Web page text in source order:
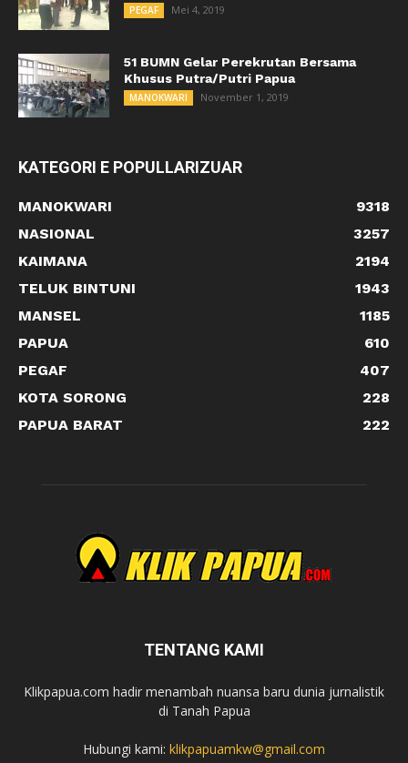
PEGAF Mei 4, 2019
51 BUMN Gelar Perekrutan Bersama
Khusus Putra/Putri Papua
MANOKWARI November 1, 2019
KATEGORI E POPULLARIZUAR
MANOKWARI
9318
NASIONAL
3257
KAIMANA
2194
TELUK BINTUNI
1943
MANSEL
1185
PAPUA
610
PEGAF
407
KOTA SORONG
228
PAPUA BARAT
222
TENTANG KAMI
Klikpapua.com hadir menambah nuansa baru dunia jurnalistik
di Tanah Papua
Hubungi kami: klikpapuamkw@gmail.com